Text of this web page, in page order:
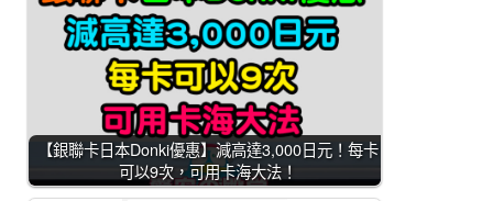
【銀聯卡日本Donki優惠】減高達3,000日元！每卡
可以9次，可用卡海大法！